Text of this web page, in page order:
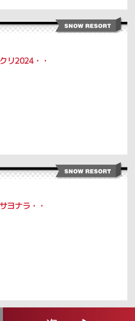
リ2024・・
ヨナラ・・